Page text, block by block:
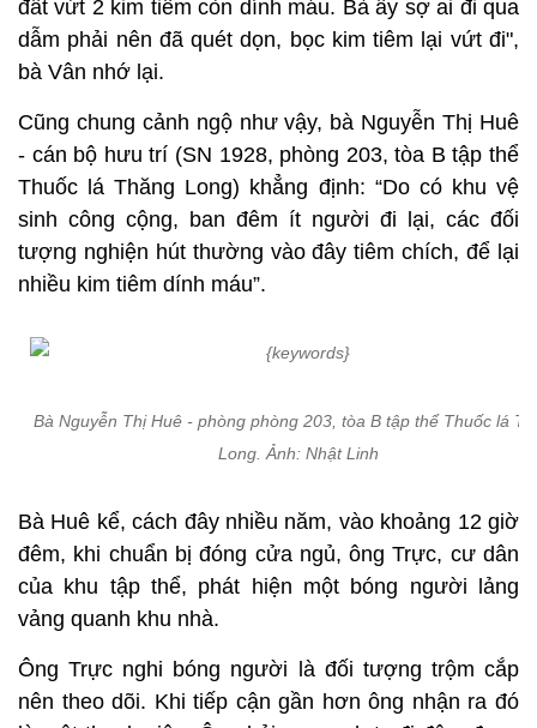
đất vứt 2 kim tiêm còn dính máu. Bà ấy sợ ai đi qua
dẫm phải nên đã quét dọn, bọc kim tiêm lại vứt đi",
bà Vân nhớ lại.
Cũng chung cảnh ngộ như vậy, bà Nguyễn Thị Huê
- cán bộ hưu trí (SN 1928, phòng 203, tòa B tập thể
Thuốc lá Thăng Long) khẳng định: “Do có khu vệ
sinh công cộng, ban đêm ít người đi lại, các đối
tượng nghiện hút thường vào đây tiêm chích, để lại
nhiều kim tiêm dính máu”.
Bà Nguyễn Thị Huê - phòng phòng 203, tòa B tập thể Thuốc lá
Long. Ảnh: Nhật Linh
Bà Huê kể, cách đây nhiều năm, vào khoảng 12 giờ
đêm, khi chuẩn bị đóng cửa ngủ, ông Trực, cư dân
của khu tập thể, phát hiện một bóng người lảng
vảng quanh khu nhà.
Ông Trực nghi bóng người là đối tượng trộm cắp
nên theo dõi. Khi tiếp cận gần hơn ông nhận ra đó